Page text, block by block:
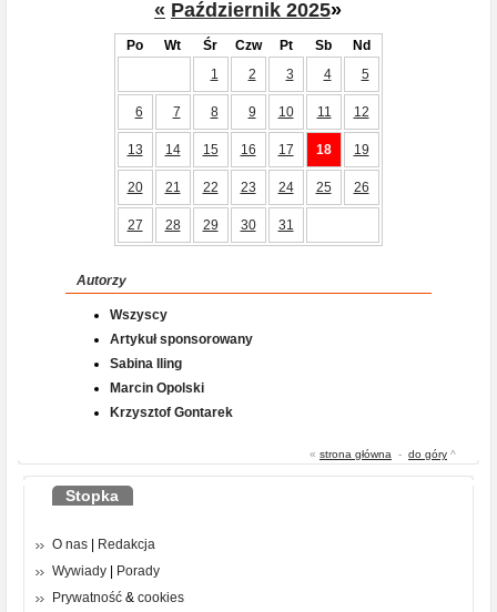
« Październik 2025»
Po Wt Śr Czw Pt Sb
Nd
1
2 3 4 5
6 7 8 9 10 11 12
13 14 15 16 17 18 19
20 21 22 23 24 25 26
27 28 29 30 31
Autorzy
Wszyscy
Artykuł sponsorowany
Sabina Iling
Marcin Opolski
Krzysztof Gontarek
« strona główna - do góry ^
Stopka
O nas
Redakcja
Wywiady
Porady
Prywatność & cookies